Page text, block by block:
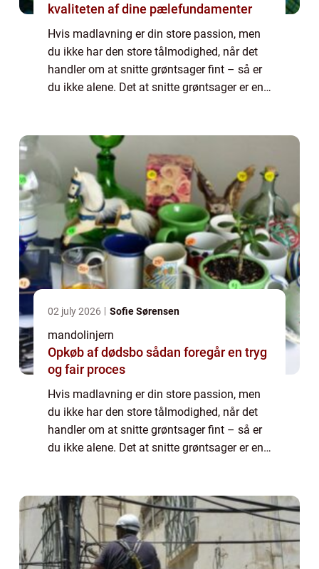
kvaliteten af dine pælefundamenter
Hvis madlavning er din store passion, men
du ikke har den store tålmodighed, når det
handler om at snitte grøntsager fint – så er
du ikke alene. Det at snitte grøntsager er en
02 july 2026 Sofie Sørensen
mandolinjern
Opkøb af dødsbo sådan foregår en tryg
og fair proces
Hvis madlavning er din store passion, men
du ikke har den store tålmodighed, når det
handler om at snitte grøntsager fint – så er
du ikke alene. Det at snitte grøntsager er en